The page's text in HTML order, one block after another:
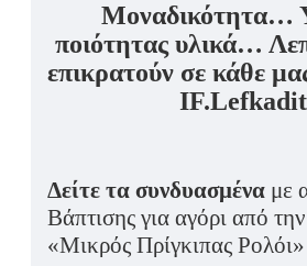
Μοναδικότητα…
ποιότητας υλικά…
επικρατούν σε κάθε
Δείτε τα συνδυασμένα με
Βάπτισης για αγόρι από
«Μικρός Πρίγκιπας